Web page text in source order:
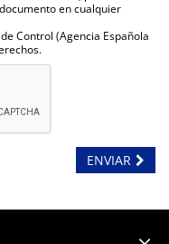
en cualquier
Control (Agencia Española
ENVIAR